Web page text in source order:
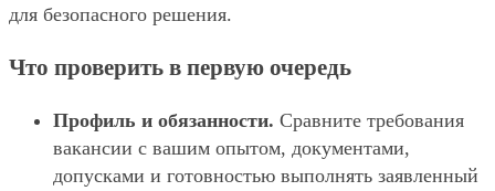
для безопасного решения.
Что проверить в первую очередь
Профиль и обязанности. Сравните требования
вакансии с вашим опытом, документами,
допусками и готовностью выполнять заявленный